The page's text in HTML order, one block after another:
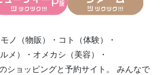
モノ（物販） ・ コト（体験）
・
メ）
・ オメカシ（美容）
・
ショッピングと予約サイト。
みんなで